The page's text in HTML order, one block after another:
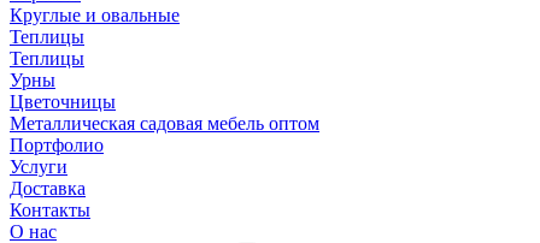
Круглые и овальные
Теплицы
Теплицы
Урны
Цветочницы
Металлическая садовая мебель оптом
Портфолио
Услуги
Доставка
Контакты
О нас